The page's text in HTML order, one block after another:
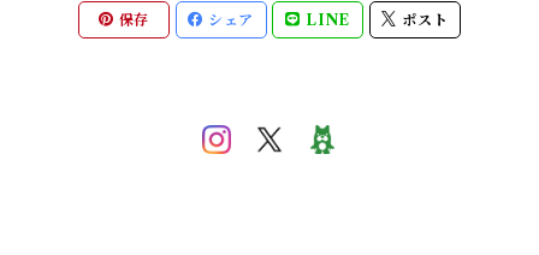
保存 シェア LINE ポスト